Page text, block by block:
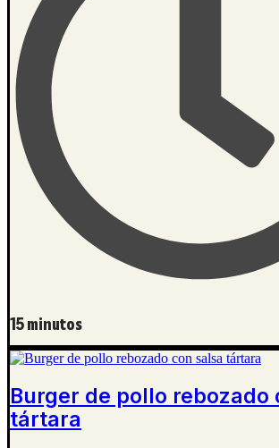
15 minutos
Burger de pollo rebozado
tártara